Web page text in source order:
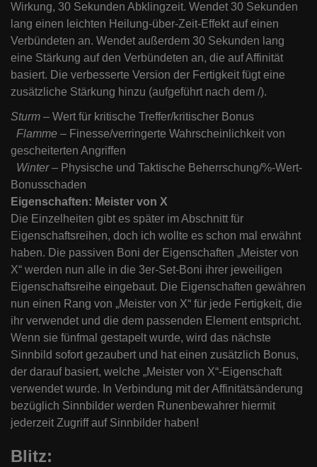
Wirkung, 30 Sekunden Abklingzeit. Wendet 30 Sekunden
lang einen leichten Heilung-über-Zeit-Effekt auf einen
Verbündeten an. Wendet außerdem 30 Sekunden lang
eine Stärkung auf den Verbündeten an, die auf Affinität
basiert. Die verbesserte Version der Fertigkeit fügt eine
zusätzliche Stärkung hinzu (aufgeführt nach dem /).
Sturm – Wert für kritische Treffer/kritischer Bonus
Flamme – Finesse/verringerte Wahrscheinlichkeit von
gescheiterten Angriffen
Winter– Physische und Taktische Beherrschung/%-Wert-
Bonusschaden
Eigenschaften: Meister von X
Die Einzelheiten gibt es später im Abschnitt für
Eigenschaftsreihen, doch ich wollte es schon mal erwähnt
haben. Die passiven Boni der Eigenschaften „Meister von
X“ werden nun alle in die 3er-Set-Boni ihrer jeweiligen
Eigenschaftsreihe eingebaut. Die Eigenschaften gewähren
nun einen Rang von „Meister von X“ für jede Fertigkeit, die
ihr verwendet und die dem passenden Element entspricht.
Wenn sie fünfmal gestapelt wurde, wird das nächste
Sinnbild sofort gezaubert und hat einen zusätzlich Bonus,
der darauf basiert, welche „Meister von X“-Eigenschaft
verwendet wurde. In Verbindung mit der Affinitätsänderung
bezüglich Sinnbilder werden Runenbewahrer hiermit
jederzeit Zugriff auf Sinnbilder haben!
Blitz: